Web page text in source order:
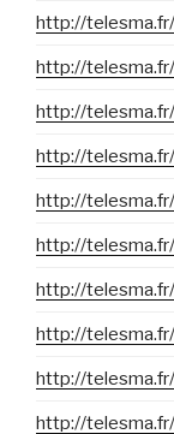
http://
http://
http://
http://
http://
http://
http://
http://
http://
http://